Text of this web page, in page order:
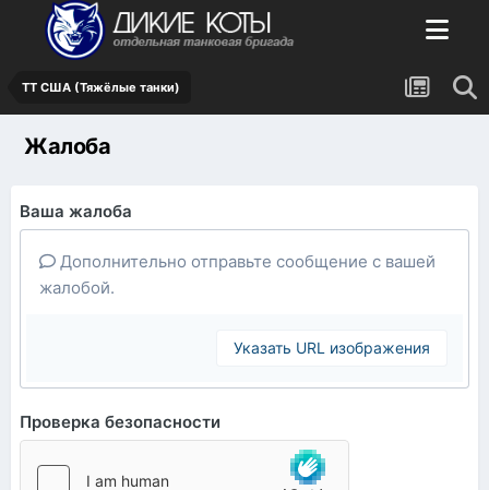
ТТ США (Тяжёлые танки)
Жалоба
Ваша жалоба
Дополнительно отправьте сообщение с вашей
жалобой.
Указать URL изображения
Проверка безопасности